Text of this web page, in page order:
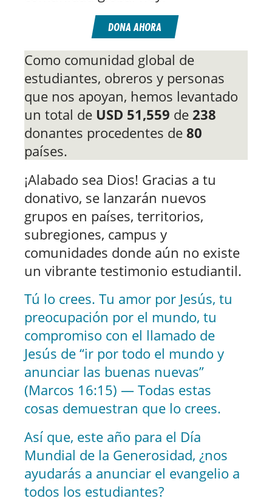
DONA AHORA
Como comunidad global de
estudiantes, obreros y personas
que nos apoyan, hemos levantado
un total de USD 51,559 de 238
donantes procedentes de 80
países.
¡Alabado sea Dios! Gracias a tu
donativo, se lanzarán nuevos
grupos en países, territorios,
subregiones, campus y
comunidades donde aún no existe
un vibrante testimonio estudiantil.
Tú lo crees. Tu amor por Jesús, tu
preocupación por el mundo, tu
compromiso con el llamado de
Jesús de “ir por todo el mundo y
anunciar las buenas nuevas”
(Marcos 16:15) — Todas estas
cosas demuestran que lo crees.
Así que, este año para el Día
Mundial de la Generosidad, ¿nos
ayudarás a anunciar el evangelio a
todos los estudiantes?